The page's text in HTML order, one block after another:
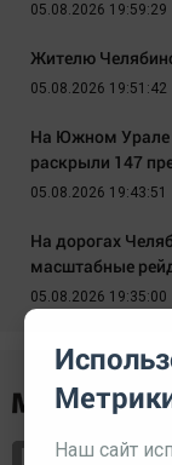
05.08.2026 19:59:29
Жителю
05.08.2026 19:51:42
На Южном Урале
раскрыли 147
05.08.2026 19:43:51
На дорогах
масштабные
05.08.2026 19:35:00
Наш сайт